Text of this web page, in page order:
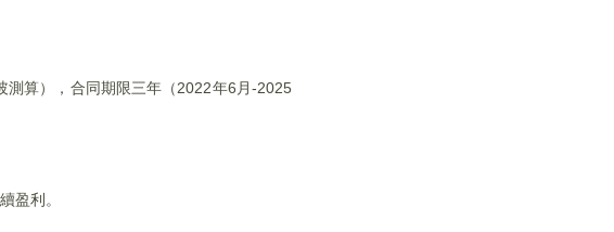
測算），合同期限三年（2022年6月-2025
盈利。